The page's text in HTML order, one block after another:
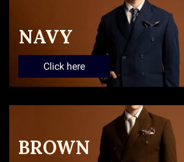
NAVY
Click here
BROWN